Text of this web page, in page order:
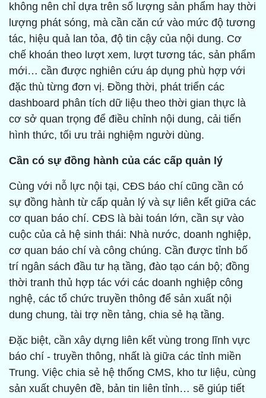
không nên chỉ dựa trên số lượng sản phẩm hay thời
lượng phát sóng, mà cần căn cứ vào mức độ tương
tác, hiệu quả lan tỏa, độ tin cậy của nội dung. Cơ
chế khoán theo lượt xem, lượt tương tác, sản phẩm
mới… cần được nghiên cứu áp dụng phù hợp với
đặc thù từng đơn vị. Đồng thời, phát triển các
dashboard phân tích dữ liệu theo thời gian thực là
cơ sở quan trọng để điều chỉnh nội dung, cải tiến
hình thức, tối ưu trải nghiệm người dùng.
Cần có sự đồng hành của các cấp quản lý
Cùng với nỗ lực nội tại, CĐS báo chí cũng cần có
sự đồng hành từ cấp quản lý và sự liên kết giữa các
cơ quan báo chí. CĐS là bài toán lớn, cần sự vào
cuộc của cả hệ sinh thái: Nhà nước, doanh nghiệp,
cơ quan báo chí và công chúng. Cần được tỉnh bố
trí ngân sách đầu tư hạ tầng, đào tạo cán bộ; đồng
thời tranh thủ hợp tác với các doanh nghiệp công
nghệ, các tổ chức truyền thông để sản xuất nội
dung chung, tài trợ nền tảng, chia sẻ hạ tầng.
Đặc biệt, cần xây dựng liên kết vùng trong lĩnh vực
báo chí - truyền thông, nhất là giữa các tỉnh miền
Trung. Việc chia sẻ hệ thống CMS, kho tư liệu, cùng
sản xuất chuyên đề, bản tin liên tỉnh… sẽ giúp tiết